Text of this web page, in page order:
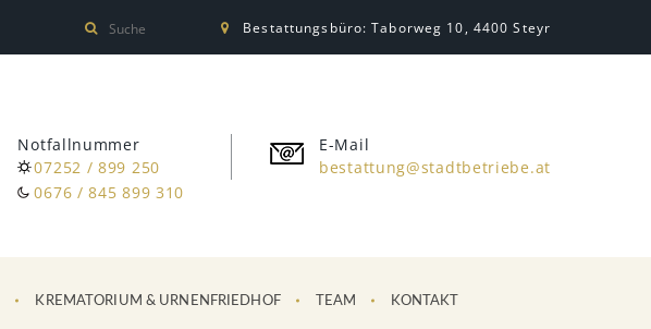
Bestattungsbüro: Taborweg 10, 4400 Steyr
Notfallnummer
07252 / 899 250
0676 / 845 899 310
E-Mail
bestattung@stadtbetriebe.at
KREMATORIUM & URNENFRIEDHOF TEAM KONTAKT